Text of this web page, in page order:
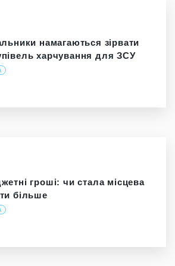
намагаються зірвати
харчування для ЗСУ
гроші: чи стала місцева
більше